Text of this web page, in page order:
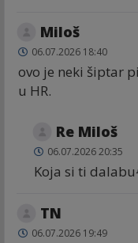
Miloš
06.07.2026 18:40
ovo je neki šiptar
u HR.
Re Miloš
06.07.2026 20:35
Koja si ti
TN
06.07.2026 19:49